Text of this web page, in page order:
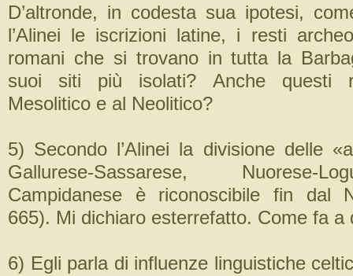
D’altronde, in codesta sua ipotesi,
l’Alinei le iscrizioni latine, i resti
romani che si trovano in tutta la
suoi siti più isolati? Anche questi
Mesolitico e al Neolitico?
5) Secondo l’Alinei la divisione delle
Gallurese-Sassarese, Nuorese-
Campidanese è riconoscibile fin dal
665). Mi dichiaro esterrefatto. Come fa a
6) Egli parla di influenze linguistiche